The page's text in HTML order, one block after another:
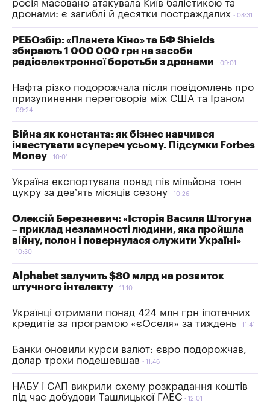
росія масовано атакувала Київ балістикою та
дронами: є загиблі й десятки постраждалих
08:31
РЕБОзбір: «Планета Кіно» та БФ Shields
збирають 1 000 000 грн на засоби
радіоелектронної боротьби з дронами
09:01
Нафта різко подорожчала після повідомлень про
призупинення переговорів між США та Іраном
09:24
Війна як константа: як бізнес навчився
інвестувати всупереч усьому. Підсумки Forbes
Money
10:01
Україна експортувала понад пів мільйона тонн
цукру за дев’ять місяців сезону
10:26
Олексій Березневич: «Історія Василя Штогуна
– приклад незламності людини, яка пройшла
війну, полон і повернулася служити Україні»
10:30
Alphabet залучить $80 млрд на розвиток
штучного інтелекту
11:10
Українці отримали понад 424 млн грн іпотечних
кредитів за програмою «єОселя» за тиждень
11:41
Банки оновили курси валют: євро подорожчав,
долар трохи подешевшав
11:46
НАБУ і САП викрили схему розкрадання коштів
під час добудови Ташлицької ГАЕС
12:01